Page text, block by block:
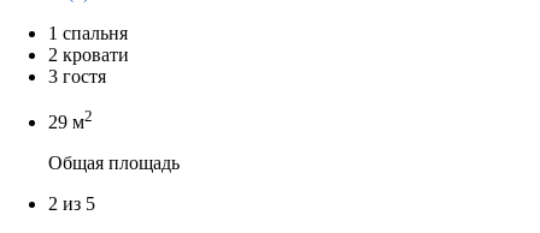
1 спальня
2 кровати
3 гостя
29 м2
Общая площадь
2 из 5